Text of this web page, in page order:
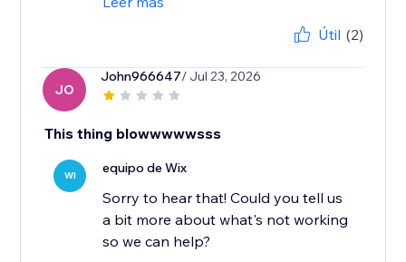
Útil (2)
JO
John966647/ Jul 23, 2026
This thing blowwwwwsss
WI equipo de Wix
Sorry to hear that! Could you tell us
a bit more about what's not working